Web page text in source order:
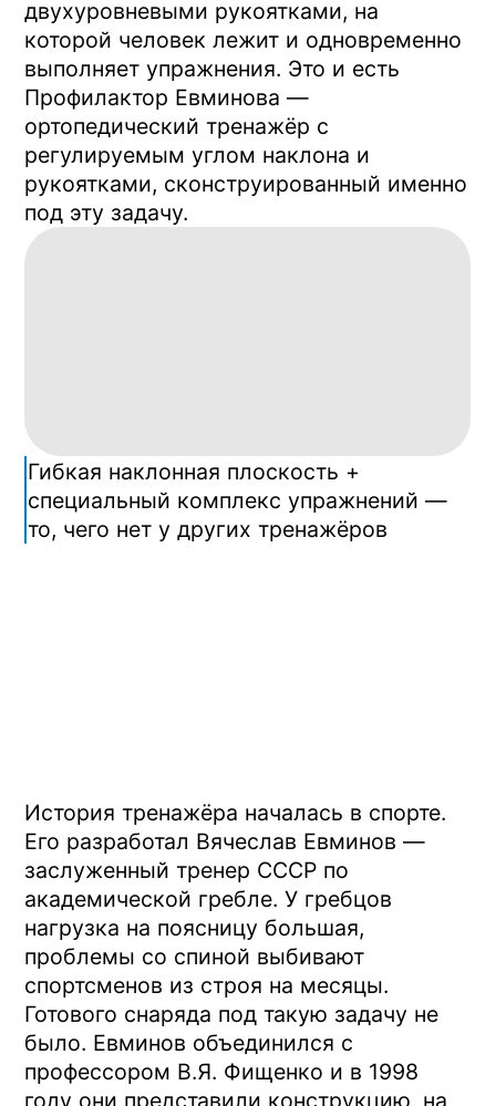
Вы лежите на спине на наклонной
панели под углом 10–15°, держитесь за
рукоятки прямыми руками. Ноги
согнуты в коленях, стопы на панели. На
выдохе медленно поднимаете таз — до
прямой линии от плеч до коленей.
Удерживаете 4–6 секунд, опускаетесь,
расслабляетесь.
Похоже на ягодичный мост? Движение
то же — но условия другие. За счёт угла
наклона позвоночник разгружен от веса
тела, и глубокие короткие мышцы вдоль
позвоночника включаются в работу
Тренажёр применялся в
оздоровительных программах
санаториев Крыма — имени Кирова в
Ялте, «Сакрополь», «Юрмино».
Занятие занимает 15–20 минут. Угол
регулируется от 8 до 90 градусов,
знакомый мост, но в условиях
разгрузки позвоночника
Узнайте за минуту,
подойдёт ли вам
методика